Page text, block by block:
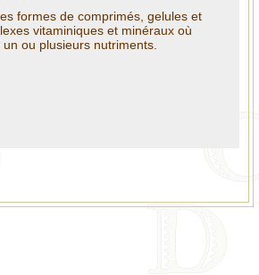
formes de comprimés, gelules et
vitaminiques et minéraux où
ou plusieurs nutriments.